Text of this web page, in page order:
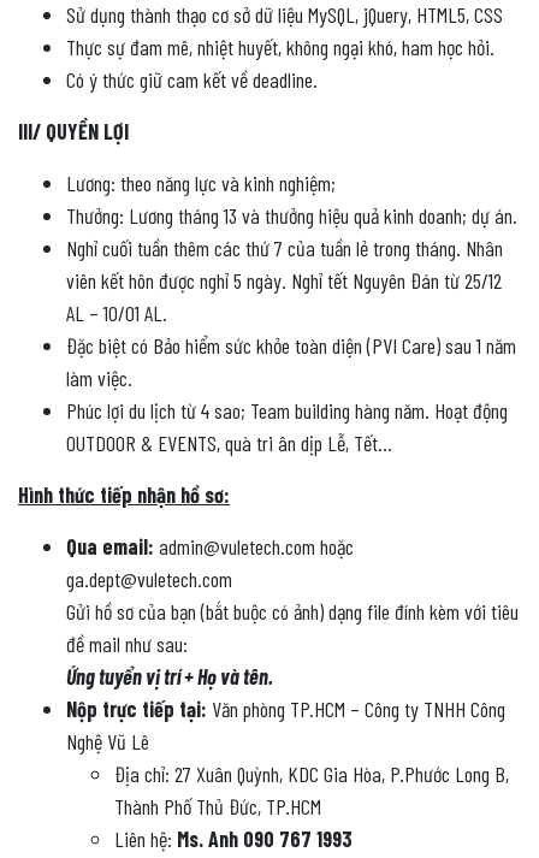
Sử dụng thành thạo cơ sở dữ liệu MySQL, jQuery, HTML5, CSS
Thực sự đam mê, nhiệt huyết, không ngại khó, ham học hỏi.
Có ý thức giữ cam kết về deadline.
III/ QUYỀN LỢI
Lương: theo năng lực và kinh nghiệm;
Thưởng: Lương tháng 13 và thưởng hiệu quả kinh doanh; dự án.
Nghỉ cuối tuần thêm các thứ 7 của tuần lẻ trong tháng. Nhân
viên kết hôn được nghỉ 5 ngày. Nghỉ tết Nguyên Đán từ 25/12
AL – 10/01 AL.
Đặc biệt có Bảo hiểm sức khỏe toàn diện (PVI Care) sau 1 năm
làm việc.
Phúc lợi du lịch từ 4 sao; Team building hàng năm. Hoạt động
OUTDOOR & EVENTS, quà tri ân dịp Lễ, Tết…
Hình thức tiếp nhận hồ sơ:
Qua email: admin@vuletech.com hoặc
ga.dept@vuletech.com
Gửi hồ sơ của bạn (bắt buộc có ảnh) dạng file đính kèm với tiêu
đề mail như sau:
Ứng tuyển vị trí+ Họ và tên.
Nộp trực tiếp tại: Văn phòng TP.HCM – Công ty TNHH Công
Nghệ Vũ Lê
Địa chỉ: 27 Xuân Quỳnh, KDC Gia Hòa, P.Phước Long B,
Thành Phố Thủ Đức, TP.HCM
Liên hệ: Ms. Anh 090 767 1993